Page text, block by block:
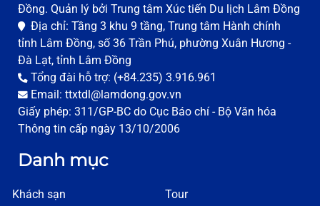
Đồng. Quản lý bởi Trung tâm Xúc tiến Du lịch Lâm Đồng
Địa chỉ: Tầng 3 khu 9 tầng, Trung tâm Hành chính
tỉnh Lâm Đồng, số 36 Trần Phú, phường Xuân Hương -
Đà Lạt, tỉnh Lâm Đồng
Tổng đài hỗ trợ: (+84.235) 3.916.961
Email: ttxtdl@lamdong.gov.vn
Giấy phép: 311/GP-BC do Cục Báo chí - Bộ Văn hóa
Thông tin cấp ngày 13/10/2006
Danh mục
Khách sạn Tour